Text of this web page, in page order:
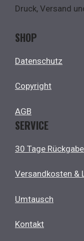
Druck, Versand
SHOP
Datenschutz
Copyright
AGB
SERVICE
30 Tage
Versandkosten &
Umtausch
Kontakt